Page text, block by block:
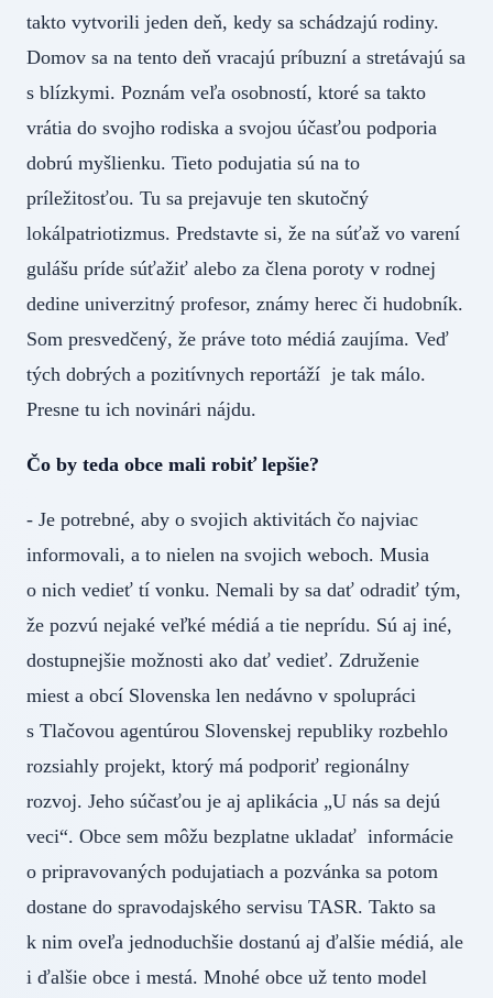
takto vytvorili jeden deň, kedy sa schádzajú rodiny.
Domov sa na tento deň vracajú príbuzní a stretávajú sa
s blízkymi. Poznám veľa osobností, ktoré sa takto
vrátia do svojho rodiska a svojou účasťou podporia
dobrú myšlienku. Tieto podujatia sú na to
príležitosťou. Tu sa prejavuje ten skutočný
lokálpatriotizmus. Predstavte si, že na súťaž vo varení
gulášu príde súťažiť alebo za člena poroty v rodnej
dedine univerzitný profesor, známy herec či hudobník.
Som presvedčený, že práve toto médiá zaujíma. Veď
tých dobrých a pozitívnych reportáží je tak málo.
Presne tu ich novinári nájdu.
Čo by teda obce mali robiť lepšie?
- Je potrebné, aby o svojich aktivitách čo najviac
informovali, a to nielen na svojich weboch. Musia
o nich vedieť tí vonku. Nemali by sa dať odradiť tým,
že pozvú nejaké veľké médiá a tie neprídu. Sú aj iné,
dostupnejšie možnosti ako dať vedieť. Združenie
miest a obcí Slovenska len nedávno v spolupráci
s Tlačovou agentúrou Slovenskej republiky rozbehlo
rozsiahly projekt, ktorý má podporiť regionálny
rozvoj. Jeho súčasťou je aj aplikácia „U nás sa dejú
veci“. Obce sem môžu bezplatne ukladať informácie
o pripravovaných podujatiach a pozvánka sa potom
dostane do spravodajského servisu TASR. Takto sa
k nim oveľa jednoduchšie dostanú aj ďalšie médiá, ale
i ďalšie obce i mestá. Mnohé obce už tento model